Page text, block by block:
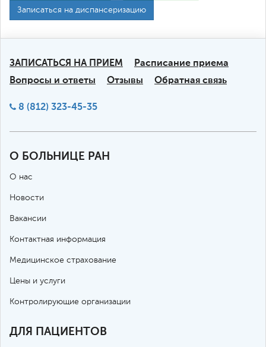
Записаться на диспансеризацию
ЗАПИСАТЬСЯ НА ПРИЕМ
Расписание приема
Вопросы и ответы
Отзывы Обратная связь
8 (812) 323-45-35
О БОЛЬНИЦЕ РАН
О нас
Новости
Вакансии
Контактная информация
Медицинское страхование
Цены и услуги
Контролирующие организации
ДЛЯ ПАЦИЕНТОВ